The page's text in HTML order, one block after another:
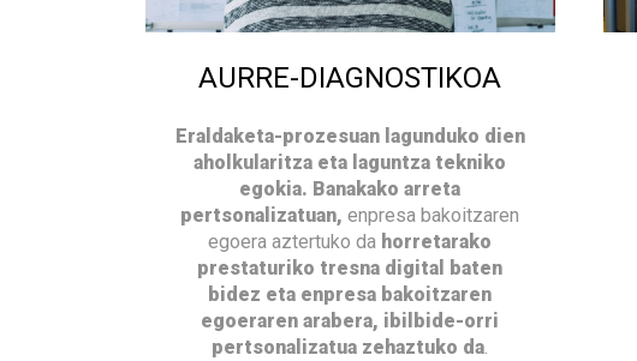
AURRE-DIAGNOSTIKOA
Eraldaketa-prozesuan lagunduko dien
aholkularitza eta laguntza tekniko
egokia. Banakako arreta
pertsonalizatuan, enpresa bakoitzaren
egoera aztertuko da horretarako
prestaturiko tresna digital baten
bidez eta enpresa bakoitzaren
egoeraren arabera, ibilbide-orri
pertsonalizatua zehaztuko da.